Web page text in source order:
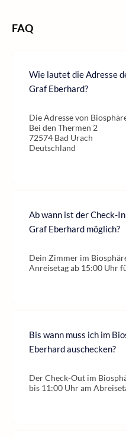
FAQ
Wie lautet die Adresse
Graf Eberhard?
Die Adresse von
Bei den Thermen 2
72574 Bad Urach
Deutschland
Ab wann ist der Check-
Graf Eberhard möglich?
Dein Zimmer im
Anreisetag ab 15:00 Uhr
Bis wann muss ich im
Eberhard auschecken?
Der Check-Out im
bis 11:00 Uhr am